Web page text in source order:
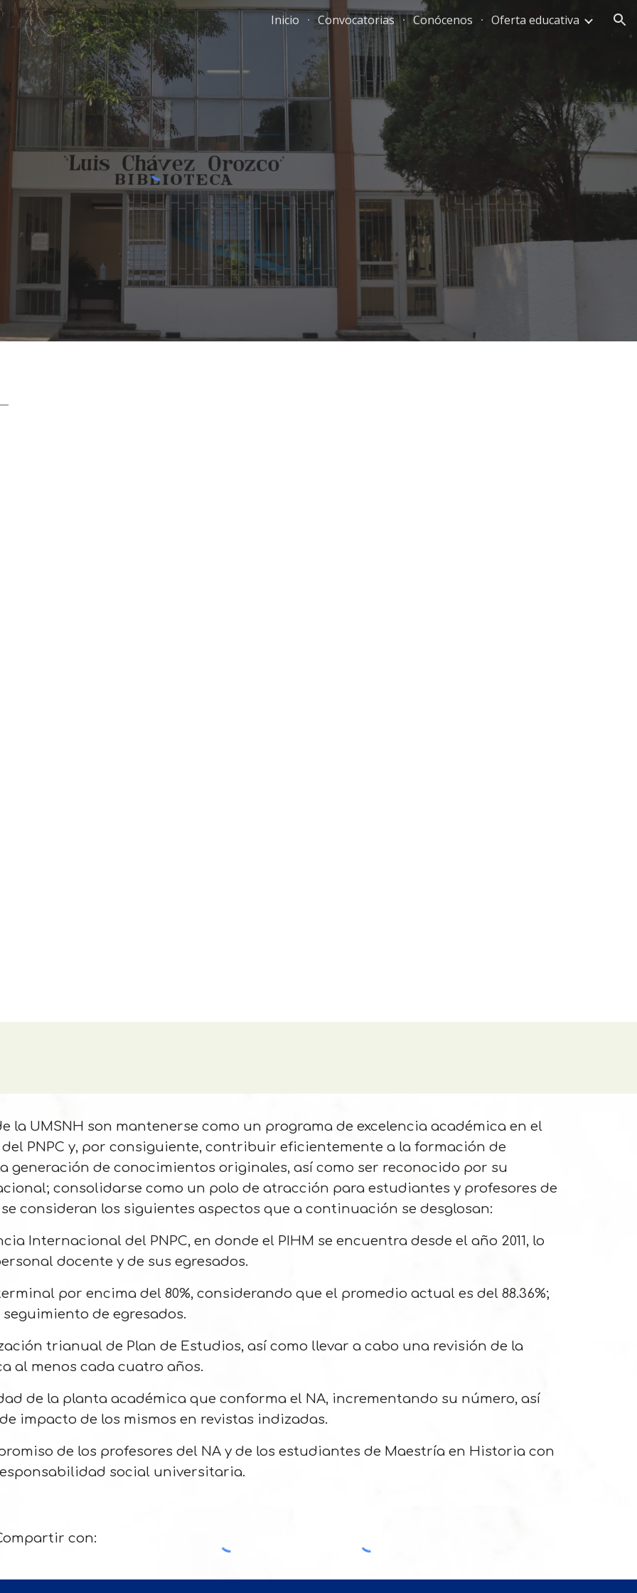
to main content Skip to navigation
Inicio Convocatorias Conócenos Oferta educativa
la UMSNH son mantenerse como un programa de excelencia académica en el
PNPC y, por consiguiente, contribuir eficientemente a la formación de
generación de conocimientos originales, así como ser reconocido por su
consolidarse como un polo de atracción para estudiantes y profesores de
consideran los siguientes aspectos que a continuación se desglosan:
Internacional del PNPC, en donde el PIHM se encuentra desde el año 2011, lo
docente y de sus egresados.
por encima del 80%, considerando que el promedio actual es del 88.36%;
de egresados.
trianual de Plan de Estudios, así como llevar a cabo una revisión de la
al menos cada cuatro años.
de la planta académica que conforma el NA, incrementando su número, así
impacto de los mismos en revistas indizadas.
de los profesores del NA y de los estudiantes de Maestría en Historia con
social universitaria.
con: